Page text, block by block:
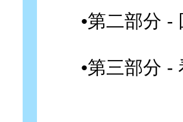
•第二部分 -
•第三部分 -